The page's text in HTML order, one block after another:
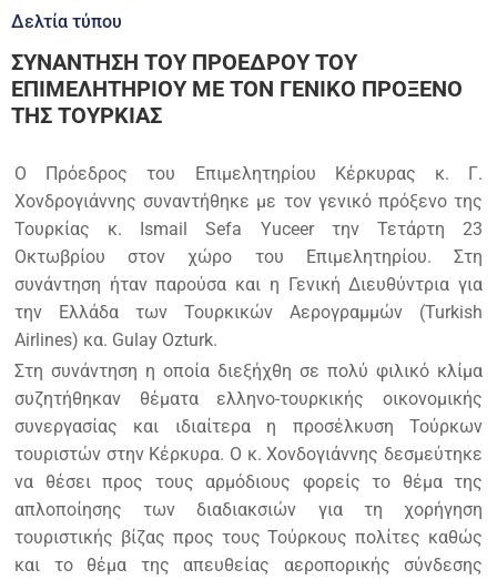
Δελτία τύπου
ΣΥΝΑΝΤΗΣΗ ΤΟΥ ΠΡΟΕΔΡΟΥ ΤΟΥ
ΕΠΙΜΕΛΗΤΗΡΙΟΥ ΜΕ ΤΟΝ ΓΕΝΙΚΟ ΠΡΟΞΕΝΟ
ΤΗΣ ΤΟΥΡΚΙΑΣ
Ο Πρόεδρος του Επιμελητηρίου Κέρκυρας κ. Γ.
Χονδρογιάννης συναντήθηκε με τον γενικό πρόξενο της
Τουρκίας κ. Ismail Sefa Yuceer την Τετάρτη 23
Οκτωβρίου στον χώρο του Επιμελητηρίου. Στη
συνάντηση ήταν παρούσα και η Γενική Διευθύντρια για
την Ελλάδα των Τουρκικών Αερογραμμών (Turkish
Airlines) κα. Gulay Ozturk.
Στη συνάντηση η οποία διεξήχθη σε πολύ φιλικό κλίμα
συζητήθηκαν θέματα ελληνο-τουρκικής οικονομικής
συνεργασίας και ιδιαίτερα η προσέλκυση Τούρκων
τουριστών στην Κέρκυρα. Ο κ. Χονδογιάννης δεσμεύτηκε
να θέσει προς τους αρμόδιους φορείς το θέμα της
απλοποίησης των διαδιακσιών για τη χορήγηση
τουριστικής βίζας προς τους Τούρκους πολίτες καθώς
και το θέμα της απευθείας αεροπορικής σύνδεσης